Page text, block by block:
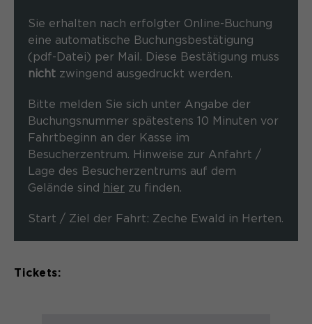
Sie erhalten nach erfolgter Online-Buchung
eine automatische Buchungsbestätigung
(pdf-Datei) per Mail. Diese Bestätigung muss
nicht zwingend ausgedruckt werden.
Bitte melden Sie sich unter Angabe der
Buchungsnummer spätestens 10 Minuten vor
Fahrtbeginn an der Kasse im
Besucherzentrum. Hinweise zur Anfahrt /
Lage des Besucherzentrums auf dem
Gelände sind
hier zu finden.
Start / Ziel der Fahrt: Zeche Ewald in Herten.
Tickets:
Zweck
Website angenehm und flüssig wird:
Sie ermöglichen es der Website, Sie
zu erkennen und somit Ihre Sitzung
offen zu halten. Es speichert bei
einem Benutzer-Login für einen
ID als verschlüsselten Wert (sog.
"hash-Wert") zum entsprechenden
Datenbankeintrag des Nutzers.
Laufzeit
Laufzeit 13 Monate
Zweck
Dient zur anonymen
Anbieter Matomo
Zweck
Aktivierung Mehrsprachigkeit
Diese Cookies ermöglichen die automatische
Übersetzung der Website-Inhalte durch GTranslate.
Anbieter GTranslate Inc.
Laufzeit 1 Jahr
Zweck
Sprache für die automatische